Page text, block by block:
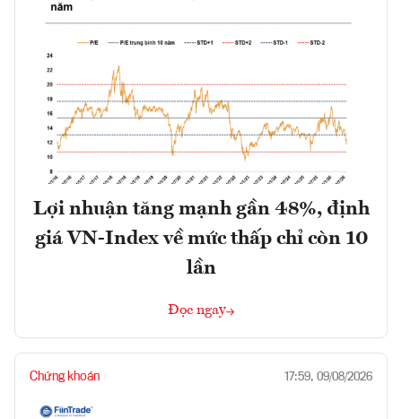
Lợi nhuận tăng mạnh gần 48%, định
giá VN-Index về mức thấp chỉ còn 10
lần
Đọc ngay
Chứng khoán 17:59, 09/08/2026